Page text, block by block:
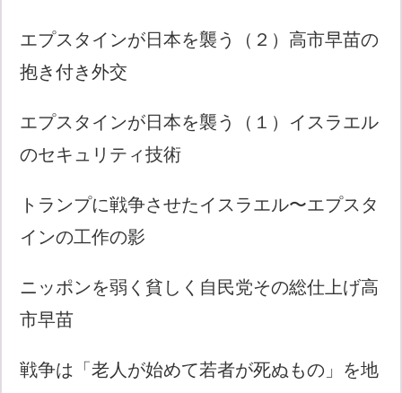
エプスタインが日本を襲う（２）高市早苗の
抱き付き外交
エプスタインが日本を襲う（１）イスラエル
のセキュリティ技術
トランプに戦争させたイスラエル〜エプスタ
インの工作の影
ニッポンを弱く貧しく自民党その総仕上げ高
市早苗
戦争は「老人が始めて若者が死ぬもの」を地